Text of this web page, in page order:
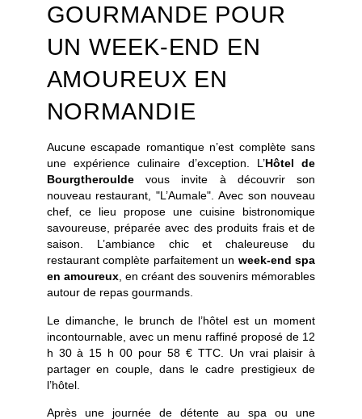
GOURMANDE POUR
UN WEEK-END EN
AMOUREUX EN
NORMANDIE
Aucune escapade romantique n’est complète sans
une expérience culinaire d’exception. L’Hôtel de
Bourgtherouldevous invite à découvrir son
nouveau restaurant, "L’Aumale". Avec son nouveau
chef, ce lieu propose une cuisine bistronomique
savoureuse, préparée avec des produits frais et de
saison. L’ambiance chic et chaleureuse du
restaurant complète parfaitement un week-end spa
en amoureux, en créant des souvenirs mémorables
autour de repas gourmands.
Le dimanche, le brunch de l’hôtel est un moment
incontournable, avec un menu raffiné proposé de 12
h 30 à 15 h 00 pour 58 € TTC. Un vrai plaisir à
partager en couple, dans le cadre prestigieux de
l’hôtel.
Après une journée de détente au spa ou une